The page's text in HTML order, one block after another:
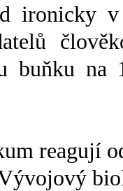
ironicky
buňku na
reagují